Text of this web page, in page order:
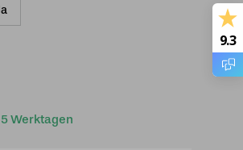
Werktagen
9.3